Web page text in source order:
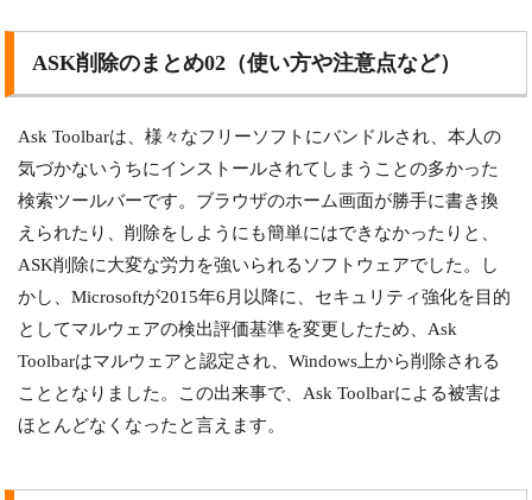
ASK削除のまとめ02（使い方や注意点など）
Ask Toolbarは、様々なフリーソフトにバンドルされ、本人の
気づかないうちにインストールされてしまうことの多かった
検索ツールバーです。ブラウザのホーム画面が勝手に書き換
えられたり、削除をしようにも簡単にはできなかったりと、
ASK削除に大変な労力を強いられるソフトウェアでした。し
かし、Microsoftが2015年6月以降に、セキュリティ強化を目的
としてマルウェアの検出評価基準を変更したため、Ask
Toolbarはマルウェアと認定され、Windows上から削除される
こととなりました。この出来事で、Ask Toolbarによる被害は
ほとんどなくなったと言えます。